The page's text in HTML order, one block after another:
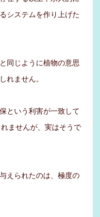
システムを作り上げた
同じように植物の意思
れません。
という利害が一致して
ませんが、実はそうで
えられたのは、極度の